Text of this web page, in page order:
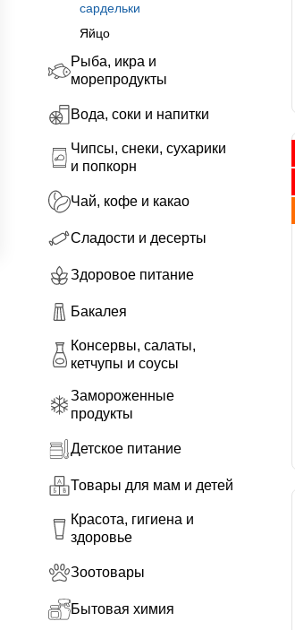
сардельки
Яйцо
Рыба, икра и
морепродукты
Вода, соки и напитки
Чипсы, снеки, сухарики
и попкорн
Чай, кофе и какао
Сладости и десерты
Здоровое питание
Бакалея
Консервы, салаты,
кетчупы и соусы
Замороженные
продукты
Детское питание
Товары для мам и детей
Красота, гигиена и
здоровье
Зоотовары
Бытовая химия